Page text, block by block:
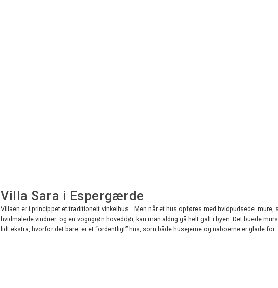
Villa Sara i Espergærde
Villaen er i princippet et traditionelt vinkelhus… Men når et hus opføres med hvidpudsede mure,
hvidmalede vinduer og en vogngrøn hoveddør, kan man aldrig gå helt galt i byen. Det buede
lidt ekstra, hvorfor det bare er et “ordentligt” hus, som både husejerne og naboerne er glade for.